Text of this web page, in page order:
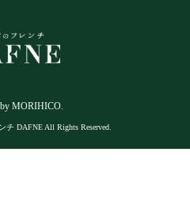
MORIHICO.
チ DAFNE All Rights Reserved.